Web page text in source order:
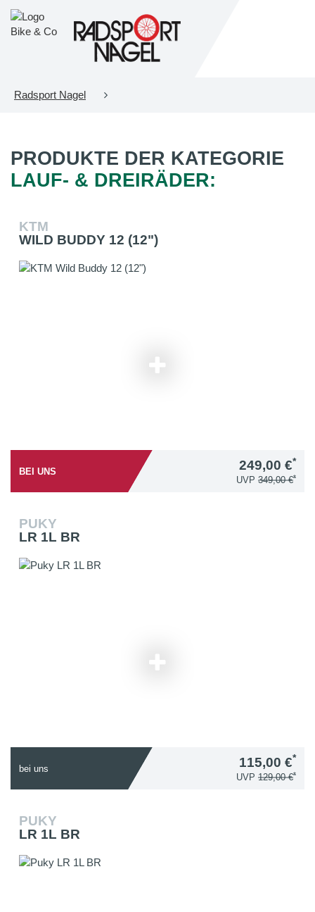
Radsport Nagel
PRODUKTE DER KATEGORIE
LAUF- & DREIRÄDER:
KTM
WILD BUDDY 12 (12")
BEI UNS 249,00 €*
UVP 349,00 €*
PUKY
LR 1L BR
bei uns 115,00 €*
UVP 129,00 €*
PUKY
LR 1L BR